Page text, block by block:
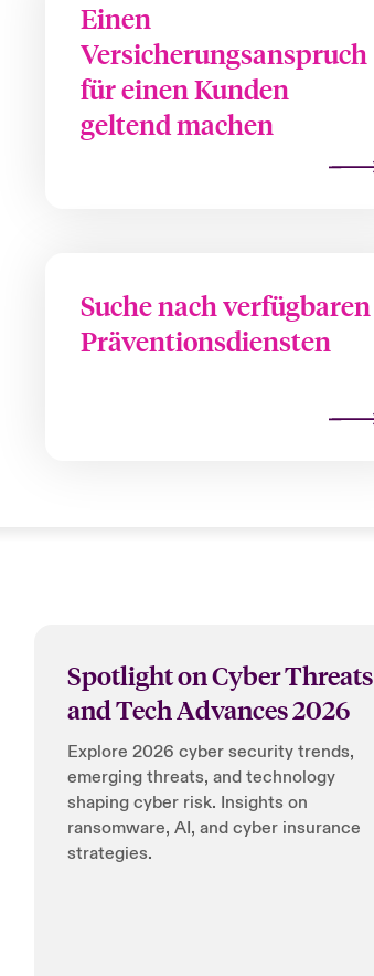
Einen
Versicherungsanspruch
für einen Kunden
geltend machen
Suche nach verfügbaren
Präventionsdiensten
Spotlight on Cyber Threats
and Tech Advances 2026
Explore 2026 cyber security trends,
emerging threats, and technology
shaping cyber risk. Insights on
ransomware, AI, and cyber insurance
strategies.